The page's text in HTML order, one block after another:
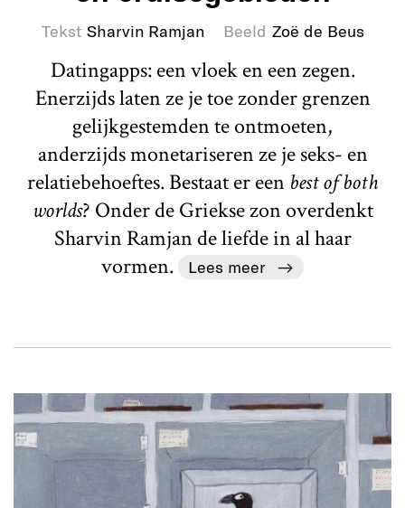
Tekst Sharvin Ramjan Beeld Zoë de Beus
Datingapps: een vloek en een zegen.
Enerzijds laten ze je toe zonder grenzen
gelijkgestemden te ontmoeten,
anderzijds monetariseren ze je seks- en
relatiebehoeftes. Bestaat er een best of both
worlds? Onder de Griekse zon overdenkt
Sharvin Ramjan de liefde in al haar
vormen.
Lees meer